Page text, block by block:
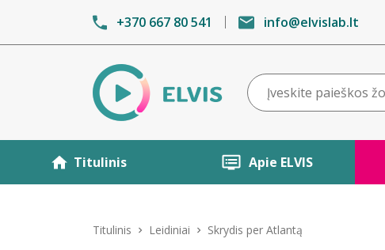
+370 667 80 541 info@elvislab.lt
Titulinis Apie ELVIS
Titulinis Leidiniai Skrydis per Atlantą